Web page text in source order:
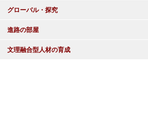
グローバル・探究
進路の部屋
文理融合型人材の育成